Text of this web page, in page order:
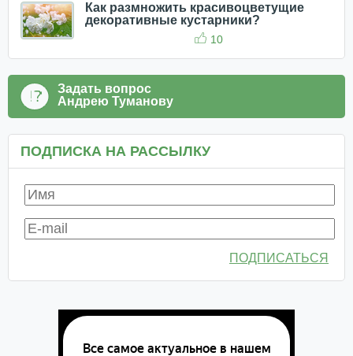
Как размножить красивоцветущие
декоративные кустарники?
10
Задать вопрос
Андрею Туманову
ПОДПИСКА НА РАССЫЛКУ
ПОДПИСАТЬСЯ